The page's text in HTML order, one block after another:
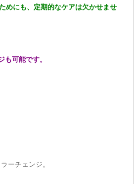
めにも、定期的なケアは欠かせませ
も可能です。
ーチェンジ。